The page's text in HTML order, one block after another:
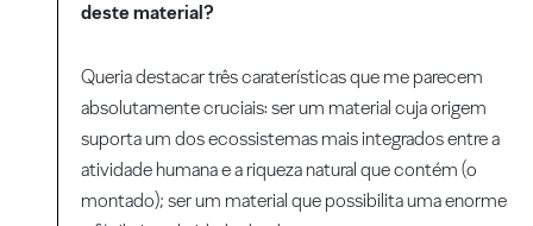
deste material?
Queria destacar três caraterísticas que me parecem
absolutamente cruciais: ser um material cuja origem
suporta um dos ecossistemas mais integrados entre a
atividade humana e a riqueza natural que contém (o
montado); ser um material que possibilita uma enorme